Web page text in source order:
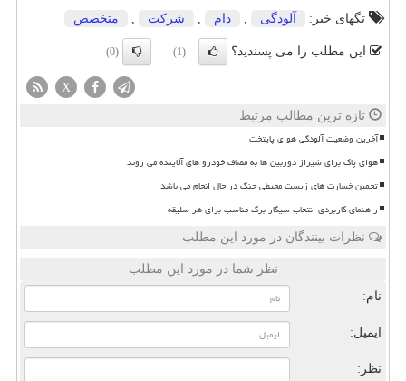
تگهای خبر:
آلودگی دام شركت متخصص
این مطلب را می پسندید؟ (1)
(0)
X
تازه ترین مطالب مرتبط
آخرین وضعیت آلودگی هوای پایتخت
هوای پاک برای شیراز دوربین ها به مصاف خودرو های آلاینده می روند
تخمین خسارت های زیست محیطی جنگ در حال انجام می باشد
راهنمای کاربردی انتخاب سیگار برگ مناسب برای هر سلیقه
نظرات بینندگان در مورد این مطلب
نظر شما در مورد این مطلب
نام:
ایمیل:
نظر: